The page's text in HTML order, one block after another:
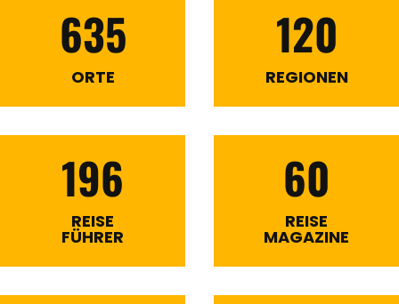
635
ORTE
120
REGIONEN
196
REISE
FÜHRER
60
REISE
MAGAZINE